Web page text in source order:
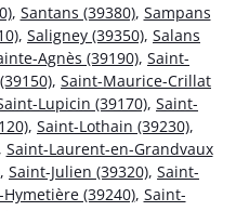
, Santans (39380), Sampans
, Saligney (39350), Salans
Agnès (39190), Saint-
, Saint-Maurice-Crillat
Lupicin (39170), Saint-
, Saint-Lothain (39230),
Saint-Laurent-en-Grandvaux
, Saint-Julien (39320), Saint-
(39240), Saint-